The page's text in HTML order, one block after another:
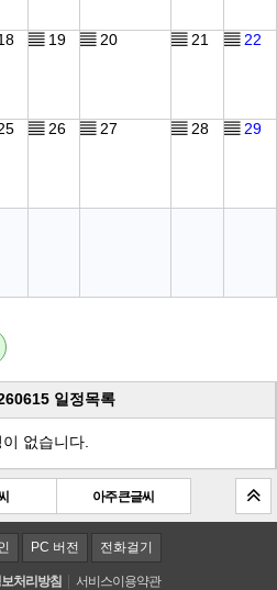
▤ 19 ▤ 20 ▤ 21 ▤ 22
▤ 26 ▤ 27 ▤ 28 ▤ 29
일정목록
없습니다.
아주 큰 글씨
PC 버전 전화걸기
처리방침 서비스이용약관